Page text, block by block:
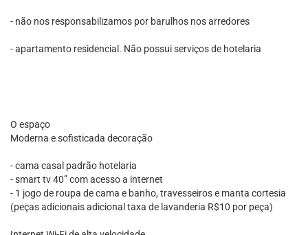
- não nos responsabilizamos por barulhos nos arredores
- apartamento residencial. Não possui serviços de hotelaria
O espaço
Moderna e sofisticada decoração
- cama casal padrão hotelaria
- smart tv 40” com acesso a internet
- 1 jogo de roupa de cama e banho, travesseiros e manta cortesia
(peças adicionais adicional taxa de lavanderia R$10 por peça)